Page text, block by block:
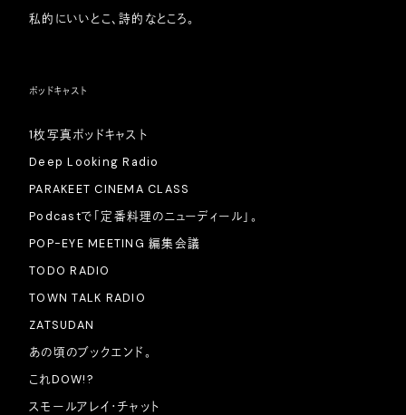
私的にいいとこ、詩的なところ。
ポッドキャスト
1枚写真ポッドキャスト
Deep Looking Radio
PARAKEET CINEMA CLASS
Podcastで「定番料理のニューディール」。
POP-EYE MEETING 編集会議
TODO RADIO
TOWN TALK RADIO
ZATSUDAN
あの頃のブックエンド。
これDOW!?
スモールアレイ・チャット